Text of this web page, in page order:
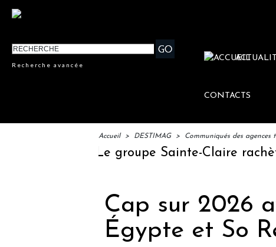
Recherche avancée
CONTACTS
Accueil > DESTIMAG > Communiqués des agences
Le groupe Sainte-Claire rachète
Cap sur 2026
Égypte et So